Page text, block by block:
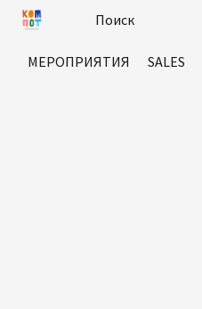
МЕРОПРИЯТИЯ SALES